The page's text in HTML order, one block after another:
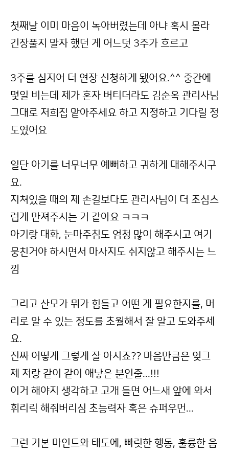
첫째날 이미 마음이 녹아버렸는데 아냐 혹시 몰라
긴장풀지 말자 했던 게 어느덧 3주가 흐르고
3주를 심지어 더 연장 신청하게 됐어요.^^ 중간에
몇일 비는데 제가 혼자 버티더라도 김순옥 관리사님
그대로 저희집 맡아주세요 하고 지정하고 기다릴 정
도였어요
일단 아기를 너무너무 예뻐하고 귀하게 대해주시구
요.
지쳐있을 때의 제 손길보다도 관리사님이 더 조심스
럽게 만져주시는 거 같아요 ㅋㅋㅋ
아기랑 대화, 눈마주침도 엄청 많이 해주시고 여기
뭉친거야 하시면서 마사지도 쉬지않고 해주시는 느
낌
그리고 산모가 뭐가 힘들고 어떤 게 필요한지를, 머
리로 알 수 있는 정도를 초월해서 잘 알고 도와주세
요.
진짜 어떻게 그렇게 잘 아시죠?? 마음만큼은 엊그
제 저랑 같이 같이 애낳은 분인줄...!!!
이거 해야지 생각하고 고개 들면 어느새 앞에 와서
휘리릭 해줘버리심 초능력자 혹은 슈퍼우먼...
그런 기본 마인드와 태도에, 빠릿한 행동, 훌륭한 음